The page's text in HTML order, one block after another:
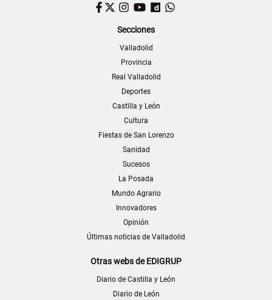
Facebook
TwitterInstagram
YouTubeDailymotion
Secciones
Valladolid
Provincia
Real Valladolid
Deportes
Castilla y León
Cultura
Fiestas de San Lorenzo
Sanidad
Sucesos
La Posada
Mundo Agrario
Innovadores
Opinión
Últimas noticias de Valladolid
Otras webs de EDIGRUP
Diario de Castilla y León
Diario de León